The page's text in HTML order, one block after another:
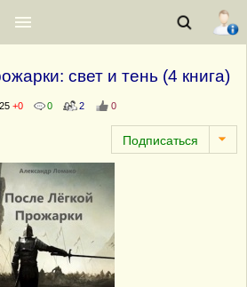
свет и тень (4 книга)
+0 0 2 0